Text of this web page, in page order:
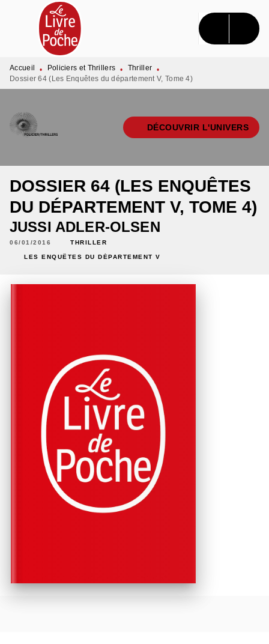
MENU RECHERCHE CONTENU
PIED DE PAGE
Accueil • Policiers et Thrillers • Thriller •
Dossier 64 (Les Enquêtes du département V, Tome 4)
DÉCOUVRIR L'UNIVERS
DOSSIER 64 (LES ENQUÊTES
DU DÉPARTEMENT V, TOME 4)
JUSSI ADLER-OLSEN
06/01/2016 THRILLER
LES ENQUÊTES DU DÉPARTEMENT V